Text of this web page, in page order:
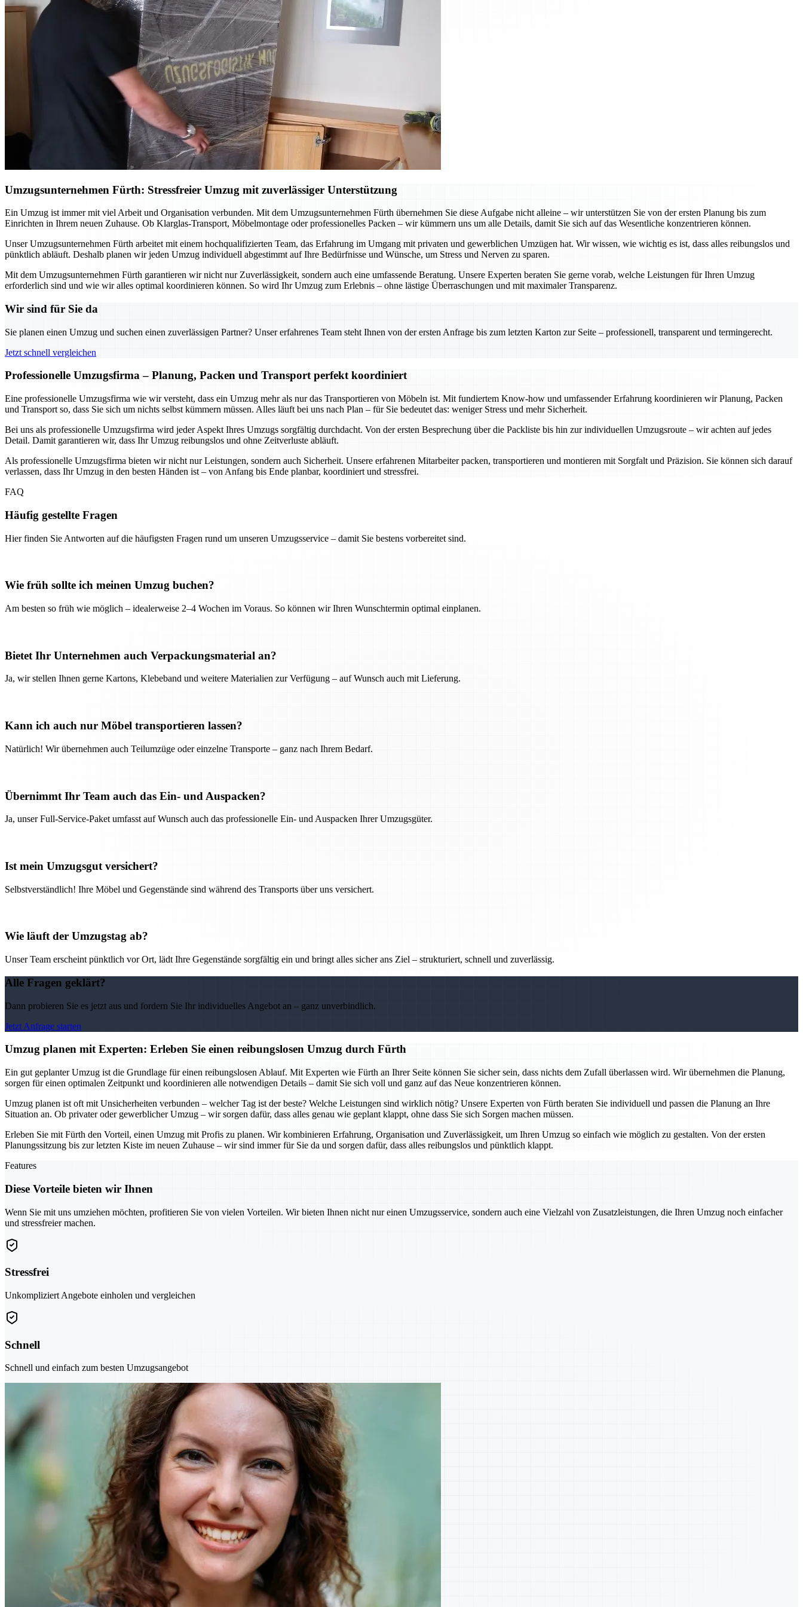
Umzugsunternehmen Fürth: Stressfreier Umzug mit zuverlässiger Unterstützung
Ein Umzug ist immer mit viel Arbeit und Organisation verbunden. Mit dem Umzugsunternehmen Fürth übernehmen Sie diese Aufgabe nicht alleine – wir unterstützen Sie von der ersten Planung bis zum
Einrichten in Ihrem neuen Zuhause. Ob Klarglas-Transport, Möbelmontage oder professionelles Packen – wir kümmern uns um alle Details, damit Sie sich auf das Wesentliche konzentrieren können.
Unser Umzugsunternehmen Fürth arbeitet mit einem hochqualifizierten Team, das Erfahrung im Umgang mit privaten und gewerblichen Umzügen hat. Wir wissen, wie wichtig es ist, dass alles reibungslos und
pünktlich abläuft. Deshalb planen wir jeden Umzug individuell abgestimmt auf Ihre Bedürfnisse und Wünsche, um Stress und Nerven zu sparen.
Mit dem Umzugsunternehmen Fürth garantieren wir nicht nur Zuverlässigkeit, sondern auch eine umfassende Beratung. Unsere Experten beraten Sie gerne vorab, welche Leistungen für Ihren Umzug
erforderlich sind und wie wir alles optimal koordinieren können. So wird Ihr Umzug zum Erlebnis – ohne lästige Überraschungen und mit maximaler Transparenz.
Wir sind für Sie da
Sie planen einen Umzug und suchen einen zuverlässigen Partner? Unser erfahrenes Team steht Ihnen von der ersten Anfrage bis zum letzten Karton zur Seite – professionell, transparent und termingerecht.
Jetzt schnell vergleichen
Professionelle Umzugsfirma – Planung, Packen und Transport perfekt koordiniert
Eine professionelle Umzugsfirma wie wir versteht, dass ein Umzug mehr als nur das Transportieren von Möbeln ist. Mit fundiertem Know-how und umfassender Erfahrung koordinieren wir Planung, Packen
und Transport so, dass Sie sich um nichts selbst kümmern müssen. Alles läuft bei uns nach Plan – für Sie bedeutet das: weniger Stress und mehr Sicherheit.
Bei uns als professionelle Umzugsfirma wird jeder Aspekt Ihres Umzugs sorgfältig durchdacht. Von der ersten Besprechung über die Packliste bis hin zur individuellen Umzugsroute – wir achten auf jedes
Detail. Damit garantieren wir, dass Ihr Umzug reibungslos und ohne Zeitverluste abläuft.
Als professionelle Umzugsfirma bieten wir nicht nur Leistungen, sondern auch Sicherheit. Unsere erfahrenen Mitarbeiter packen, transportieren und montieren mit Sorgfalt und Präzision. Sie können sich darauf
verlassen, dass Ihr Umzug in den besten Händen ist – von Anfang bis Ende planbar, koordiniert und stressfrei.
FAQ
Häufig gestellte Fragen
Hier finden Sie Antworten auf die häufigsten Fragen rund um unseren Umzugsservice – damit Sie bestens vorbereitet sind.
Wie früh sollte ich meinen Umzug buchen?
Am besten so früh wie möglich – idealerweise 2–4 Wochen im Voraus. So können wir Ihren Wunschtermin optimal einplanen.
Bietet Ihr Unternehmen auch Verpackungsmaterial an?
Ja, wir stellen Ihnen gerne Kartons, Klebeband und weitere Materialien zur Verfügung – auf Wunsch auch mit Lieferung.
Kann ich auch nur Möbel transportieren lassen?
Natürlich! Wir übernehmen auch Teilumzüge oder einzelne Transporte – ganz nach Ihrem Bedarf.
Übernimmt Ihr Team auch das Ein- und Auspacken?
Ja, unser Full-Service-Paket umfasst auf Wunsch auch das professionelle Ein- und Auspacken Ihrer Umzugsgüter.
Ist mein Umzugsgut versichert?
Selbstverständlich! Ihre Möbel und Gegenstände sind während des Transports über uns versichert.
Wie läuft der Umzugstag ab?
Unser Team erscheint pünktlich vor Ort, lädt Ihre Gegenstände sorgfältig ein und bringt alles sicher ans Ziel – strukturiert, schnell und zuverlässig.
Alle Fragen geklärt?
Dann probieren Sie es jetzt aus und fordern Sie Ihr individuelles Angebot an – ganz unverbindlich.
Jetzt Anfrage starten
Umzug planen mit Experten: Erleben Sie einen reibungslosen Umzug durch Fürth
Ein gut geplanter Umzug ist die Grundlage für einen reibungslosen Ablauf. Mit Experten wie Fürth an Ihrer Seite können Sie sicher sein, dass nichts dem Zufall überlassen wird. Wir übernehmen die Planung,
sorgen für einen optimalen Zeitpunkt und koordinieren alle notwendigen Details – damit Sie sich voll und ganz auf das Neue konzentrieren können.
Umzug planen ist oft mit Unsicherheiten verbunden – welcher Tag ist der beste? Welche Leistungen sind wirklich nötig? Unsere Experten von Fürth beraten Sie individuell und passen die Planung an Ihre
Situation an. Ob privater oder gewerblicher Umzug – wir sorgen dafür, dass alles genau wie geplant klappt, ohne dass Sie sich Sorgen machen müssen.
Erleben Sie mit Fürth den Vorteil, einen Umzug mit Profis zu planen. Wir kombinieren Erfahrung, Organisation und Zuverlässigkeit, um Ihren Umzug so einfach wie möglich zu gestalten. Von der ersten
Planungssitzung bis zur letzten Kiste im neuen Zuhause – wir sind immer für Sie da und sorgen dafür, dass alles reibungslos und pünktlich klappt.
Features
Diese Vorteile bieten wir Ihnen
Wenn Sie mit uns umziehen möchten, profitieren Sie von vielen Vorteilen. Wir bieten Ihnen nicht nur einen Umzugsservice, sondern auch eine Vielzahl von Zusatzleistungen, die Ihren Umzug noch einfacher
und stressfreier machen.
Stressfrei
Unkompliziert Angebote einholen und vergleichen
Schnell
Schnell und einfach zum besten Umzugsangebot